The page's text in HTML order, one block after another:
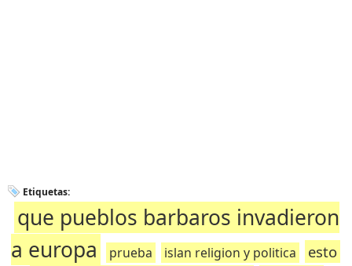
Etiquetas:
que pueblos barbaros invadieron
a europa
prueba islan religion y politica
esto